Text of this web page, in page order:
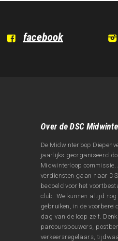
facebook
Over de DSC
De Midwinterloop
jaarlijks georganiseerd
Midwinterloop commissie.
verdiensten gaan naar
bedoeld voor het
club. We kunnen altijd
gebruiken, in de
dag van de loop zelf.
parcoursbouwers,
verkeersregelaars,